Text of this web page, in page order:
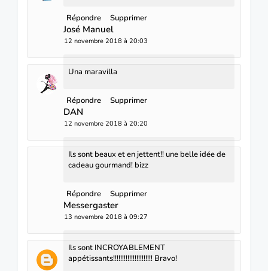
Répondre Supprimer
José Manuel
12 novembre 2018 à 20:03
Una maravilla
Répondre Supprimer
DAN
12 novembre 2018 à 20:20
Ils sont beaux et en jettent!! une belle idée de
cadeau gourmand! bizz
Répondre Supprimer
Messergaster
13 novembre 2018 à 09:27
Ils sont INCROYABLEMENT
appétissants!!!!!!!!!!!!!!!!!!!!!! Bravo!